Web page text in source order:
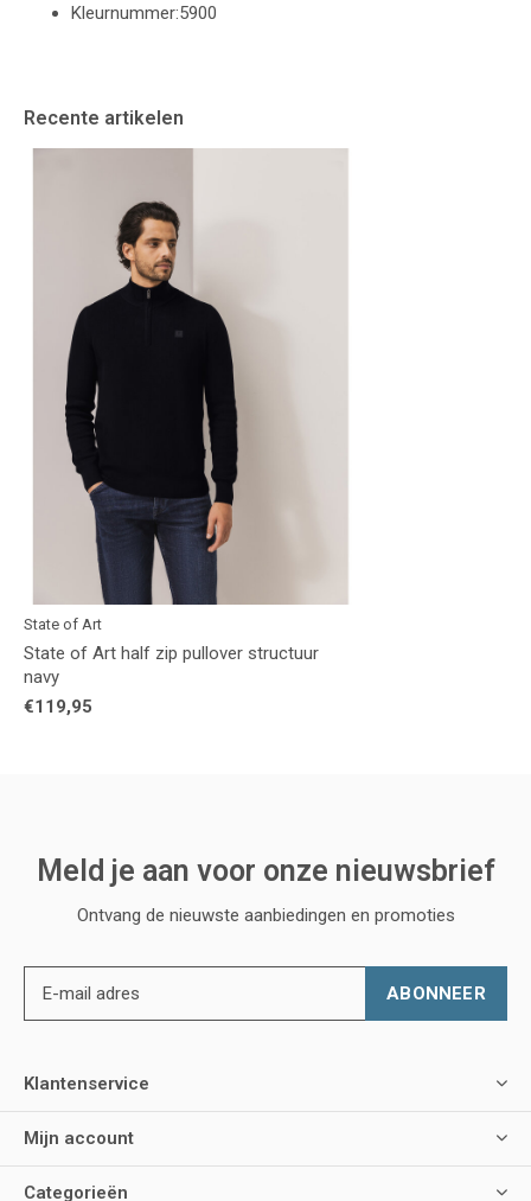
Kleurnummer:5900
Recente artikelen
State of Art
State of Art half zip pullover structuur
navy
€119,95
Meld je aan voor onze nieuwsbrief
Ontvang de nieuwste aanbiedingen en promoties
ABONNEER
Klantenservice
Mijn account
Categorieën